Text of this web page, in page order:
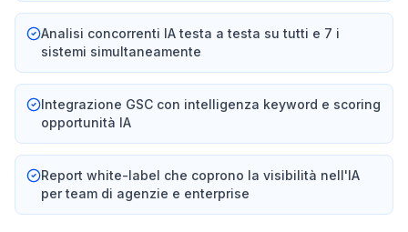
Analisi concorrenti IA testa a testa su tutti e 7 i
sistemi simultaneamente
Integrazione GSC con intelligenza keyword e scoring
opportunità IA
Report white-label che coprono la visibilità nell'IA
per team di agenzie e enterprise